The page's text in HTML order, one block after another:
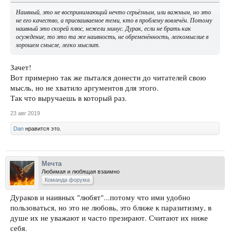
Наивный, это не воспринимающий нечто серьёзным, или важным, но это
не его качество, а присваиваемое теми, кто в проблему вовлечён. Потому
наивный это скорей плюс, нежели минус. Дурак, если не брать как
осуждение, то это та же наивность, не обременённость, легкомыслие в
хорошем смысле, легко мыслит.
Зачет!
Вот примерно так же пытался донести до читателей свою
мысль, но не хватило аргументов для этого.
Так что выручаешь в который раз.
23 авг 2019
Dan нравится это.
Мечта
Любимая и любящая взаимно
Команда форума
Дураков и наивных "любят"...потому что ими удобно
пользоваться, но это не любовь, это ближе к паразитизму, в
душе их не уважают и часто презирают. Считают их ниже
себя.